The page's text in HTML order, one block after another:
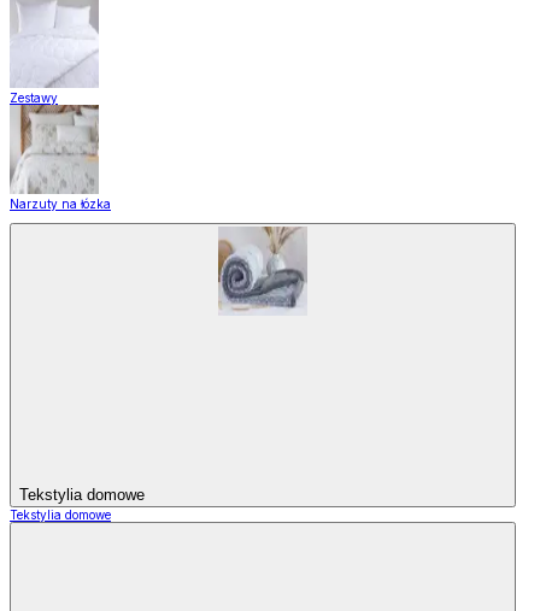
Zestawy
Narzuty na łózka
Tekstylia domowe
Tekstylia domowe